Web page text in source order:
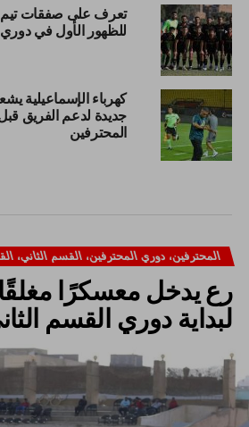
تعرف على صفقات
للظهور الأول في
جديدة لدعم الفريق
المحترفين
المحترفين، دوري المحترفين، القسم الثاني،
رع يدخل معسكرًا مغلقًا
لبداية دوري القسم